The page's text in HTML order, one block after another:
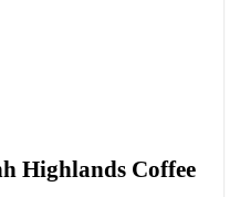
Highlands Coffee